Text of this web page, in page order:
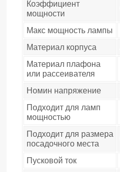
Коэффициент
мощности
Макс мощность лампы
Материал корпуса
Материал плафона
или рассеивателя
Номин напряжение
Подходит для ламп
мощностью
Подходит для размера
посадочного места
Пусковой ток